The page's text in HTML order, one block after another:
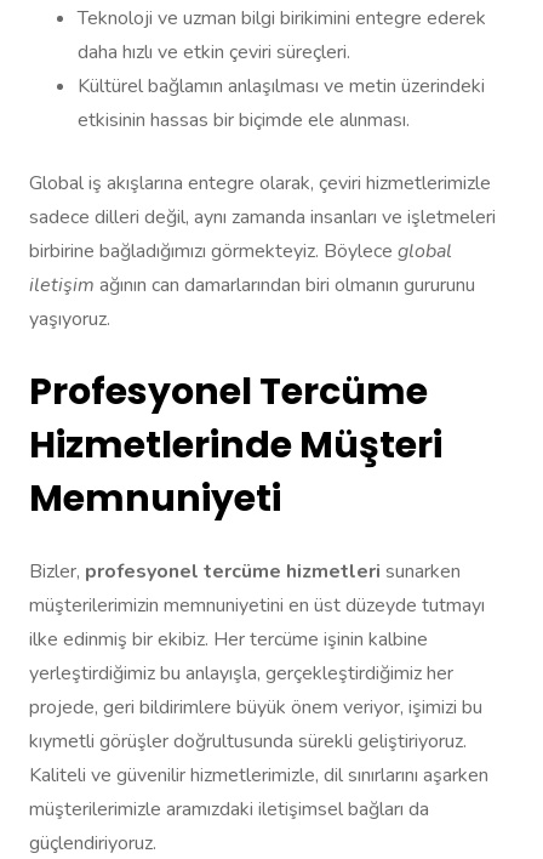
Teknoloji ve uzman bilgi birikimini entegre ederek
daha hızlı ve etkin çeviri süreçleri.
Kültürel bağlamın anlaşılması ve metin üzerindeki
etkisinin hassas bir biçimde ele alınması.
Global iş akışlarına entegre olarak, çeviri hizmetlerimizle
sadece dilleri değil, aynı zamanda insanları ve işletmeleri
birbirine bağladığımızı görmekteyiz. Böylece global
iletişim ağının can damarlarından biri olmanın gururunu
yaşıyoruz.
Profesyonel Tercüme
Hizmetlerinde Müşteri
Memnuniyeti
Bizler, profesyonel tercüme hizmetleri sunarken
müşterilerimizin memnuniyetini en üst düzeyde tutmayı
ilke edinmiş bir ekibiz. Her tercüme işinin kalbine
yerleştirdiğimiz bu anlayışla, gerçekleştirdiğimiz her
projede, geri bildirimlere büyük önem veriyor, işimizi bu
kıymetli görüşler doğrultusunda sürekli geliştiriyoruz.
Kaliteli ve güvenilir hizmetlerimizle, dil sınırlarını aşarken
müşterilerimizle aramızdaki iletişimsel bağları da
güçlendiriyoruz.